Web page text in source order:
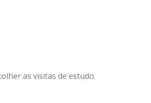
as visitas de estudo.